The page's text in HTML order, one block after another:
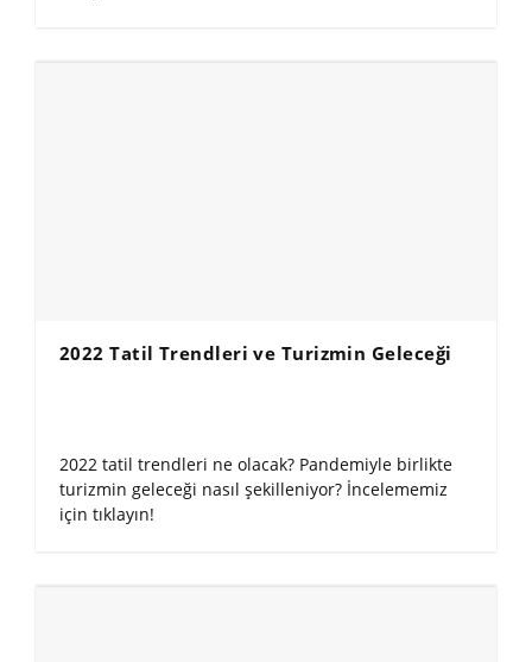
2022 Tatil Trendleri ve Turizmin Geleceği
2022 tatil trendleri ne olacak? Pandemiyle birlikte
turizmin geleceği nasıl şekilleniyor? İncelememiz
için tıklayın!